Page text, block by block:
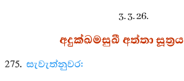
3. 3. 26.
අදුක්ඛමසුඛී අත්තා සූත්‍රය
275. සැවැත්නුවර: